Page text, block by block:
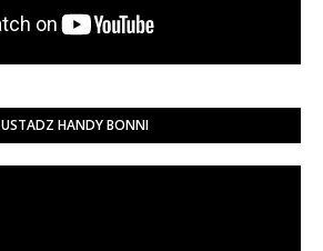
USTADZ HANDY BONNI